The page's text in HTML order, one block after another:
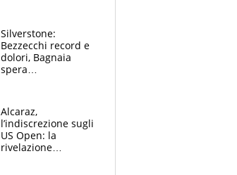
Silverstone:
Bezzecchi record e
dolori, Bagnaia
spera
e vota Aprilia
Alcaraz,
l’indiscrezione sugli
US Open: la
rivelazione